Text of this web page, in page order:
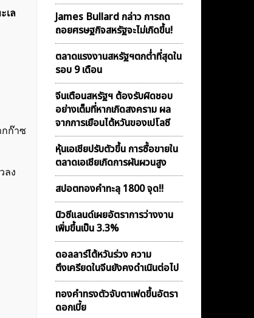
เล
กก๊าซ
ลง
James Bullard กล่าว การถด
ถอยศรษฐกิจสหรัฐจะไม่เกิดขึ้น!
ตลาดเเรงงานสหรัฐฯตกต่ำที่สุดใน
รอบ 9 เดือน
จีนเตือนสหรัฐฯ ต้องรับผิดชอบ
อย่างเต็มที่หากเกิดสงคราม ผล
จากการเยือนไต้หวันของเปโลซี
หุ้นเอเชียปรับตัวขึ้น การซื้อขายใน
ตลาดเอเชียเกิดการผันผวนสูง
สปอตทองคำทะลุ 1800 จุด!!
นิวซีแลนด์เผยอัตราการว่างงาน
เพิ่มขึ้นเป็น 3.3%
ดอลลาร์ไต้หวันร่วง ความ
ตึงเครียดในจีนยังคงดำเนินต่อไป
ทองคำทรงตัวจับตาเฟดขึ้นอัตรา
ดอกเบี้ย